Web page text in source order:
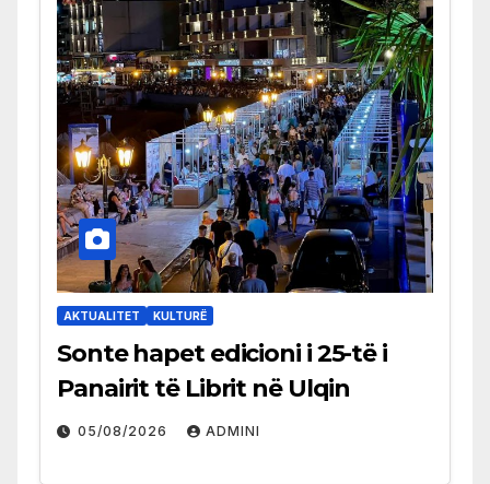
AKTUALITET KULTURË
Sonte hapet edicioni i 25-të i
Panairit të Librit në Ulqin
05/08/2026 ADMINI